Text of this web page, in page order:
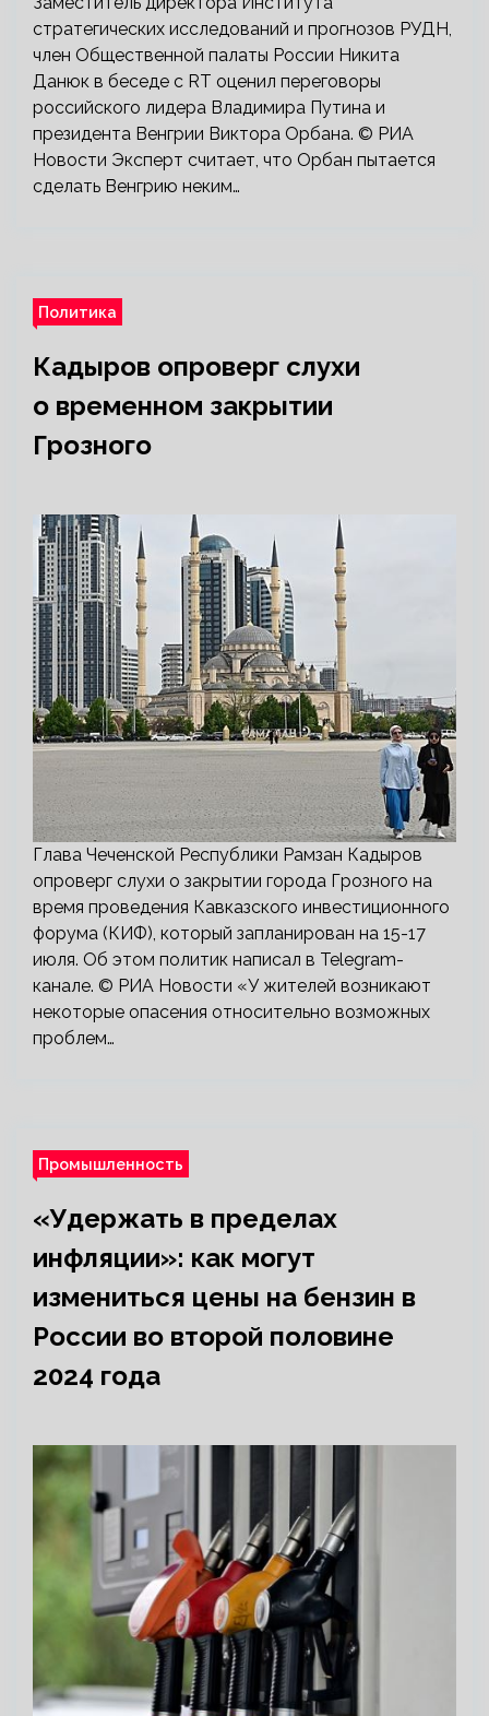
стратегических исследований и прогнозов РУДН,
член Общественной палаты России Никита
Данюк в беседе с RT оценил переговоры
российского лидера Владимира Путина и
президента Венгрии Виктора Орбана. © РИА
Новости Эксперт считает, что Орбан пытается
сделать Венгрию неким…
Политика
Кадыров опроверг слухи
о временном закрытии
Грозного
Глава Чеченской Республики Рамзан Кадыров
опроверг слухи о закрытии города Грозного на
время проведения Кавказского инвестиционного
форума (КИФ), который запланирован на 15-17
июля. Об этом политик написал в Telegram-
канале. © РИА Новости «У жителей возникают
некоторые опасения относительно возможных
проблем…
Промышленность
«Удержать в пределах
инфляции»: как могут
измениться цены на бензин в
России во второй половине
2024 года